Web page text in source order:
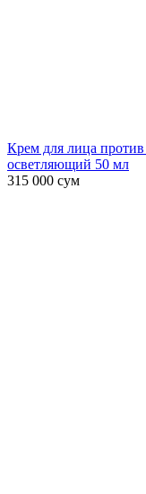
Крем для лица
осветляющий 50 мл
315 000 сум